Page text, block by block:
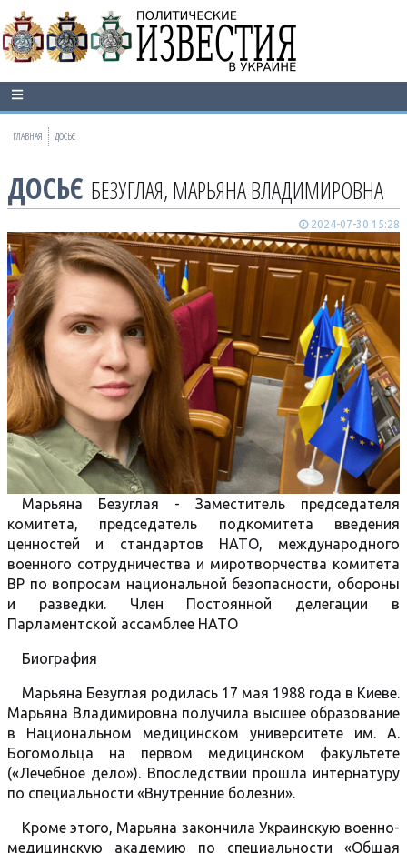
ГЛАВНАЯ ДОСЬЄ
ДОСЬЄ БЕЗУГЛАЯ, МАРЬЯНА ВЛАДИМИРОВНА
2024-07-30 15:28
Марьяна Безуглая - Заместитель председателя
комитета, председатель подкомитета введения
ценностей и стандартов НАТО, международного
военного сотрудничества и миротворчества комитета
ВР по вопросам национальной безопасности, обороны
и разведки. Член Постоянной делегации в
Парламентской ассамблее НАТО
Биография
Марьяна Безуглая родилась 17 мая 1988 года в Киеве.
Марьяна Владимировна получила высшее образование
в Национальном медицинском университете им. А.
Богомольца на первом медицинском факультете
(«Лечебное дело»). Впоследствии прошла интернатуру
по специальности «Внутренние болезни».
Кроме этого, Марьяна закончила Украинскую военно-
медицинскую академию по специальности «Общая